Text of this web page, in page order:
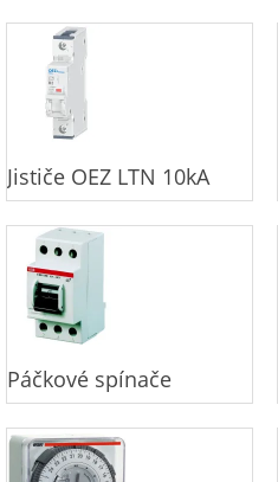
Jističe OEZ LTN 10kA
Páčkové spínače